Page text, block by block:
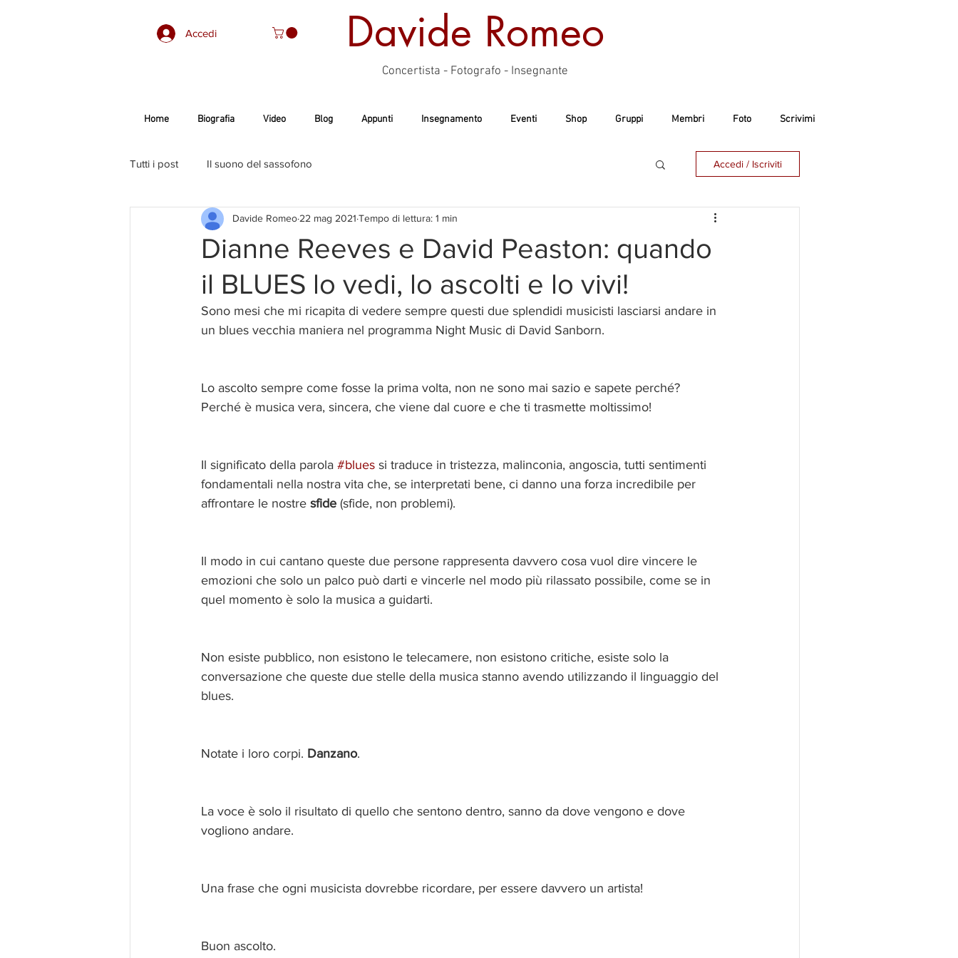
Accedi Davide Romeo
Concertista - Fotografo - Insegnante
Home Biografia Video Blog Appunti Insegnamento Eventi Shop Gruppi Membri Foto Scrivimi
Tutti i post Il suono del sassofono Accedi / Iscriviti
Dianne Reeves e David Peaston: quando
il BLUES lo vedi, lo ascolti e lo vivi!
Davide Romeo22 mag 2021 Tempo di lettura: 1 min
Sono mesi che mi ricapita di vedere sempre questi due splendidi musicisti lasciarsi andare in
un blues vecchia maniera nel programma Night Music di David Sanborn.
Lo ascolto sempre come fosse la prima volta, non ne sono mai sazio e sapete perché?
Perché è musica vera, sincera, che viene dal cuore e che ti trasmette moltissimo!
Il significato della parola #blues si traduce in tristezza, malinconia, angoscia, tutti sentimenti
fondamentali nella nostra vita che, se interpretati bene, ci danno una forza incredibile per
affrontare le nostre sfide (sfide, non problemi).
Il modo in cui cantano queste due persone rappresenta davvero cosa vuol dire vincere le
emozioni che solo un palco può darti e vincerle nel modo più rilassato possibile, come se in
quel momento è solo la musica a guidarti.
Non esiste pubblico, non esistono le telecamere, non esistono critiche, esiste solo la
conversazione che queste due stelle della musica stanno avendo utilizzando il linguaggio del
blues.
Notate i loro corpi. Danzano.
La voce è solo il risultato di quello che sentono dentro, sanno da dove vengono e dove
vogliono andare.
Una frase che ogni musicista dovrebbe ricordare, per essere davvero un artista!
Buon ascolto.